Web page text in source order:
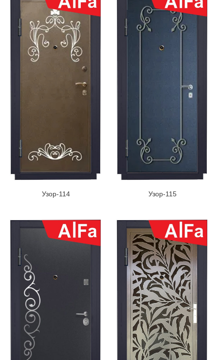
Узор-114 Узор-115